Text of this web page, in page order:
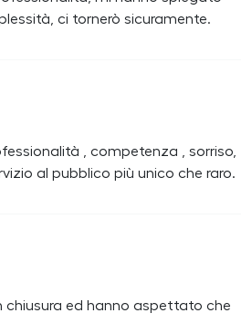
ci tornerò sicuramente.
, competenza , sorriso,
al pubblico più unico che raro.
chiusura ed hanno aspettato che